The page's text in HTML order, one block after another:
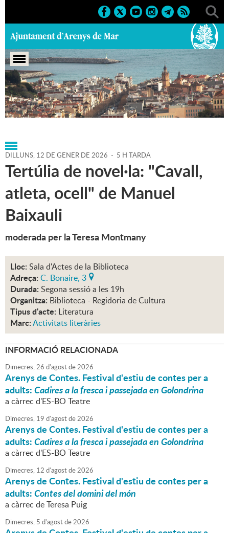
Portada > Agenda > 12-01-
2026 > Marcs > Culturals > 2026 > Activitats literàries
DILLUNS, 12 DE GENER DE 2026 - 5 H TARDA
Tertúlia de novel·la: "Cavall,
atleta, ocell" de Manuel
Baixauli
moderada per la Teresa Montmany
Lloc: Sala d'Actes de la Biblioteca
Adreça: C. Bonaire, 3
Durada: Segona sessió a les 19h
Organitza: Biblioteca - Regidoria de Cultura
Tipus d'acte: Literatura
Marc:Activitats literàries
INFORMACIÓ RELACIONADA
Dimecres,26 d'agostde2026
Arenys de Contes. Festival d'estiu de contes per a
adults:Cadires a la fresca i passejada en Golondrina
a càrrec d'ES-BO Teatre
Dimecres, 19 d'agostde2026
Arenys de Contes. Festival d'estiu de contes per a
adults:Cadires a la fresca i passejada en Golondrina
a càrrec d'ES-BO Teatre
Dimecres, 12 d'agostde2026
Arenys de Contes. Festival d'estiu de contes per a
adults:Contes del domini del món
a càrrec de Teresa Puig
Dimecres, 5 d'agostde2026